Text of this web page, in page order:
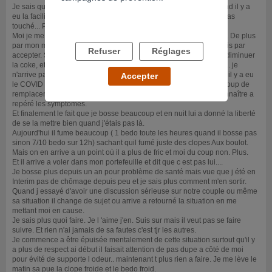
Je sais qu'il sait mis dans cette dépense se a l'âge de 18ans quand il y a
eu la facilité de gagner de l'argent pendant quelque temps il y a pas
touché... Puis il a perdu son cousin qui était comme un frère....
Moi je me suis mis avec lui a 27ans je connaissais pas se monde. De plus
par mon métier ( aide soignante) j'étais contre tous sa. Puis j'ai finis par
accepter. Suite a des problèmes financier je suis arrivé a lui faire diminuer
la coke, et rester a fumer la wead. Puis j'ai eu cru qu'il avait arrêté.. je
n'arrive pas a repéré les symptômes quand il était sous coke.puis il y a eu
le COVID et moi beaucoup de taf ( aide soignante de nuit ) beaucoup de
remplacement en clinique de repos psy. Et là j'ai commencé a connaître a
repéré les symptômes.
Et finalement le fait que je bosse beaucoup et en nuit lui a donné la liberté
de se la mettre bien quand j'étais pas là.
Aujourd'hui il fume beaucoup ( 1 bedo toute les heures quand il bosse pas
sinon 7/10 bedo sur 12h) sachant quil fumé juste des clopes Aux boulot.
Mais on en arrive a un point où il a plus de fric et moi du coup non. Plus.
Et il arrive a voler dans mon portefeuille et dit que c est pas lui....
Je bosse plus depuis un an pour problème de santé mais vue que j été en
Interim pas de chômage depuis peu et je sais plus comment m'en sortir.
Quand j essayé d'avoir une discussion sérieuse sur notre couple ou même
sa situation il change de sujet ou arrive a retourné la situation en me
mettant moi en cause.
Je sais plus quoi faire. Je l 'aime j'en. Suis sur mais il veut pas se faire
suivre. Et rien n'ai jamais de sa fautes c'est tjr les autres.
Je commence a être épuisée mentalement de cette situation surtout qu'il y
a plus de respect ai début il faisait attention de pas dupe a côté de moi
pour évité de supporte l odeur.. maintenant t plus rien a faire. Je me lève le
matin sa pue la clope froide et le bedo froid.
Refuser Réglages
Accepter